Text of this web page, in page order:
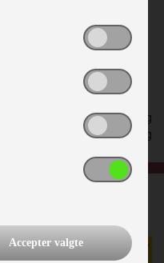
FU
1028 kg
1500 kg
Accepter valgte